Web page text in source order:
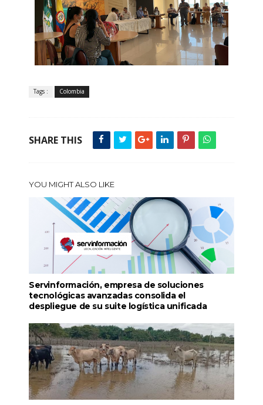
Tags : Colombia
SHARE THIS
YOU MIGHT ALSO LIKE
Servinformación, empresa de soluciones
tecnológicas avanzadas consolida el
despliegue de su suite logística unificada